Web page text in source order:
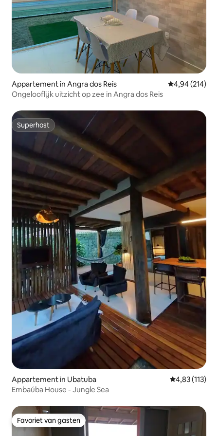
Appartement in Angra dos Reis Gemiddelde
4,94 (214)
Ongelooflijk uitzicht op zee in Angra dos Reis
Superhost
Superhost
Appartement in Ubatuba Gemiddelde
4,83 (113)
Embaúba House - Jungle Sea
Favoriet van gasten
Favoriet van gasten